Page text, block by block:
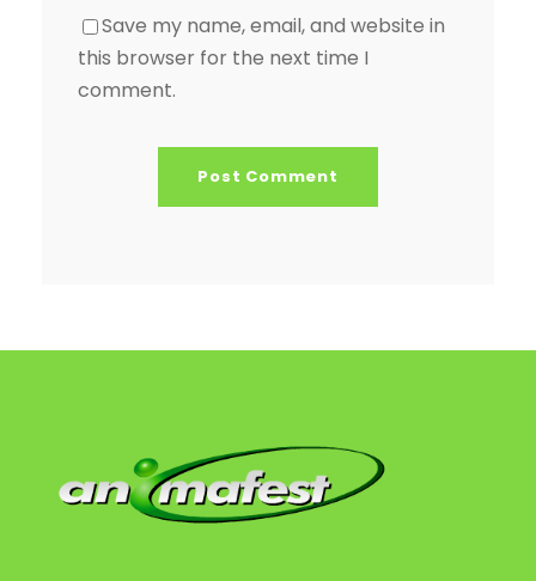
Save my name, email, and website in
this browser for the next time I
comment.